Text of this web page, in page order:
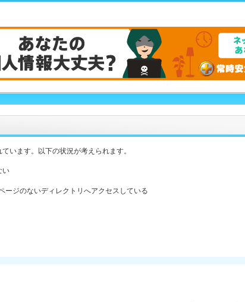
います。以下の状況が考えられます。
い
ージのないディレクトリへアクセスしている